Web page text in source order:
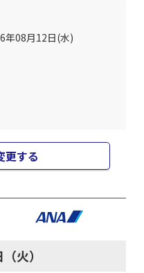
年08月12日(水)
更する
火）